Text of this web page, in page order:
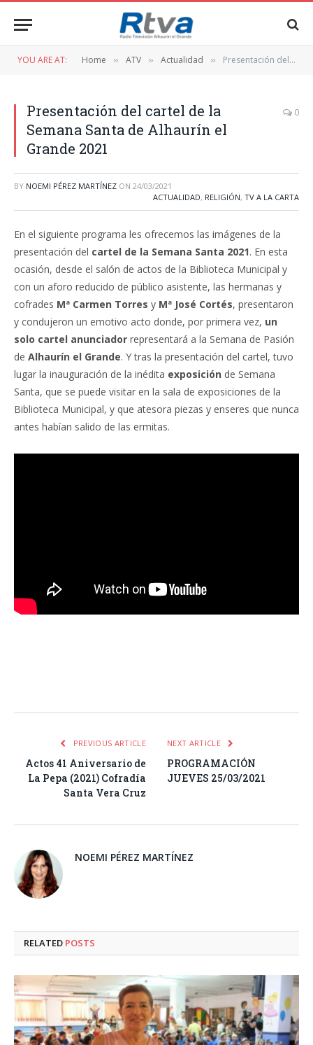
YOU ARE AT: Home » ATV » Actualidad » Presentación del cartel de la Semana Santa de Alhaurín el Grande 2021
Presentación del cartel de la
Semana Santa de Alhaurín el
Grande 2021
0
BY NOEMI PÉREZ MARTÍNEZ ON 24/03/2021
ACTUALIDAD, RELIGIÓN, TV A LA CARTA
En el siguiente programa les ofrecemos las imágenes de la
presentación del cartel de la Semana Santa 2021. En esta
ocasión, desde el salón de actos de la Biblioteca Municipal y
con un aforo reducido de público asistente, las hermanas y
cofrades Mª Carmen Torres y Mª José Cortés, presentaron
y condujeron un emotivo acto donde, por primera vez, un
solo cartel anunciador representará a la Semana de Pasión
de Alhaurín el Grande. Y tras la presentación del cartel, tuvo
lugar la inauguración de la inédita exposición de Semana
Santa, que se puede visitar en la sala de exposiciones de la
Biblioteca Municipal, y que atesora piezas y enseres que nunca
antes habían salido de las ermitas.
PREVIOUS ARTICLE
Actos 41 Aniversario de
La Pepa (2021) Cofradía
Santa Vera Cruz
NEXT ARTICLE
PROGRAMACIÓN
JUEVES 25/03/2021
NOEMI PÉREZ MARTÍNEZ
RELATED POSTS